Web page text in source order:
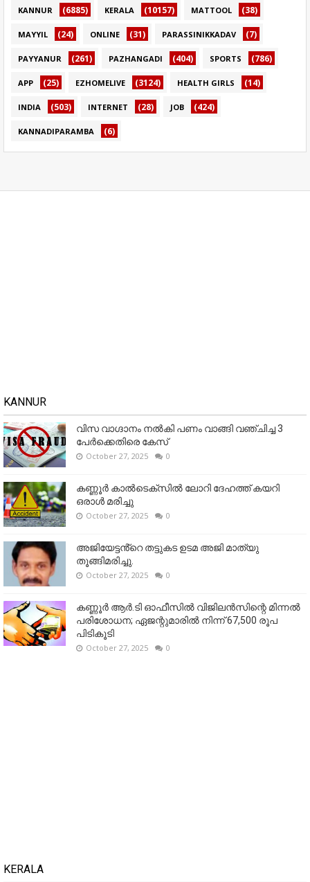
KANNUR (6885) KERALA (10157) MATTOOL (38)
MAYYIL (24) ONLINE (31) PARASSINIKKADAV (7)
PAYYANUR (261) PAZHANGADI (404) SPORTS (786)
APP (25) EZHOMELIVE (3124) HEALTH GIRLS (14)
INDIA (503) INTERNET (28) JOB (424)
KANNADIPARAMBA (6)
KANNUR
വിസ വാഗ്ദാനം നൽകി പണം വാങ്ങി വഞ്ചിച്ച 3
പേർക്കെതിരെ കേസ്
October 27, 2025 0
കണ്ണൂര്‍ കാല്‍ടെക്‌സില്‍ ലോറി ദേഹത്ത് കയറി
ഒരാള്‍ മരിച്ചു
October 27, 2025 0
അജിയേട്ടൻ്റെ തട്ടുകട ഉടമ അജി മാത്യു
തൂങ്ങിമരിച്ചു.
October 27, 2025 0
കണ്ണൂര്‍ ആര്‍.ടി ഓഫീസില്‍ വിജിലൻസിന്റെ മിന്നല്‍
പരിശോധന; ഏജന്റുമാരില്‍ നിന്ന് 67,500 രൂപ
പിടികൂടി
October 27, 2025 0
KERALA